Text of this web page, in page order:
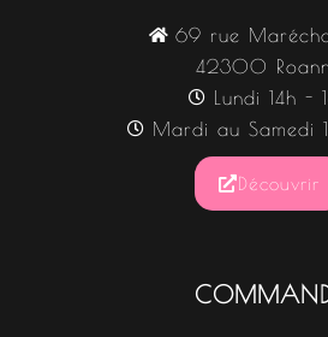
69 rue
42300
Lundi 14h -
Mardi au Samedi
Découvrir